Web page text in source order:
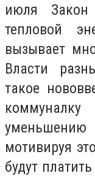
июля Закон
тепловой
вызывает
Власти
такое
мотивируя
будут